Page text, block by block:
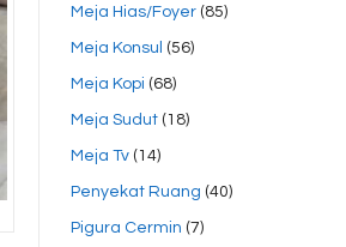
Meja Hias/Foyer(85)
Meja Konsul (56)
Meja Kopi (68)
Meja Sudut(18)
Meja Tv(14)
Penyekat Ruang (40)
Pigura Cermin (7)